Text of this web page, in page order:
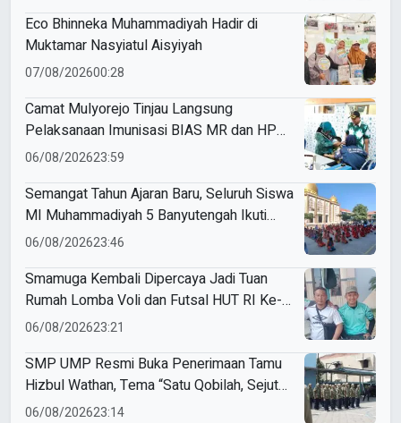
Eco Bhinneka Muhammadiyah Hadir di
Muktamar Nasyiatul Aisyiyah
07/08/202600:28
Camat Mulyorejo Tinjau Langsung
Pelaksanaan Imunisasi BIAS MR dan HPV
di SD Muhammadiyah 18 Surabaya
06/08/202623:59
Semangat Tahun Ajaran Baru, Seluruh Siswa
MI Muhammadiyah 5 Banyutengah Ikuti
Latihan Tapak Suci Perdana
06/08/202623:46
Smamuga Kembali Dipercaya Jadi Tuan
Rumah Lomba Voli dan Futsal HUT RI Ke-
81 Kecamatan Tulangan
06/08/202623:21
SMP UMP Resmi Buka Penerimaan Tamu
Hizbul Wathan, Tema “Satu Qobilah, Sejuta
Cerita” Curi Perhatian
06/08/202623:14